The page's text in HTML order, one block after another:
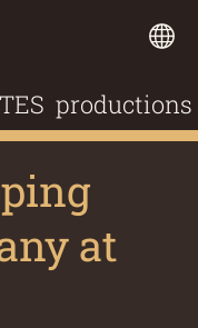
productions
at